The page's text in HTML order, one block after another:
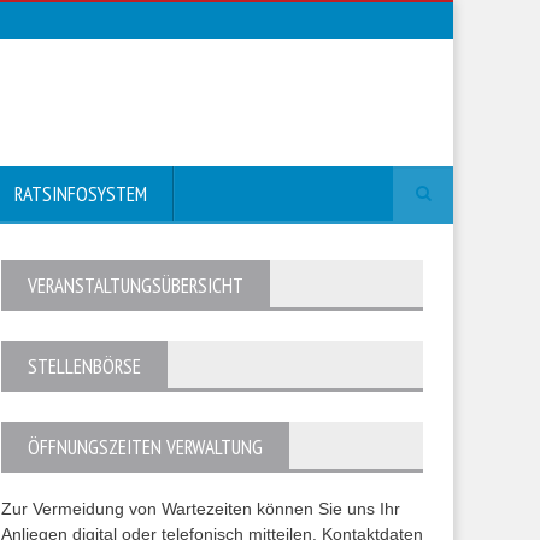
RATSINFOSYSTEM
VERANSTALTUNGSÜBERSICHT
STELLENBÖRSE
ÖFFNUNGSZEITEN VERWALTUNG
Zur Vermeidung von Wartezeiten können Sie uns Ihr
Anliegen digital oder telefonisch mitteilen. Kontaktdaten